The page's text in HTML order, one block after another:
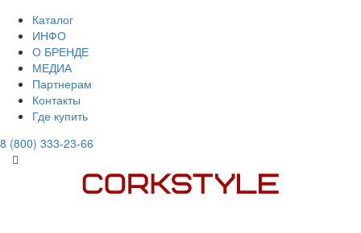
Каталог
ИНФО
О БРЕНДЕ
МЕДИА
Партнерам
Контакты
Где купить
8 (800) 333-23-66